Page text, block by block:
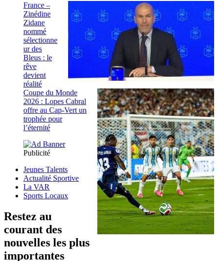
France –
Zinédine
Zidane
nommé
sélectionne
ur des
Bleus : le
rêve
devient
réalité
Coupe du Monde
2026 : Lopes Cabral
offre au Cap-Vert un
trophée pour
l’éternité
Publicité
Jeunes Talents
Actualité Sportive
La VAR
Sports Locaux
Restez au
courant des
nouvelles les plus
importantes